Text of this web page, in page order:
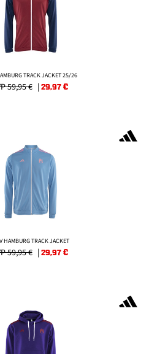
TRACK JACKET 25/26
59,95 € |29,97 €
HAMBURG TRACK JACKET
59,95 € |29,97 €